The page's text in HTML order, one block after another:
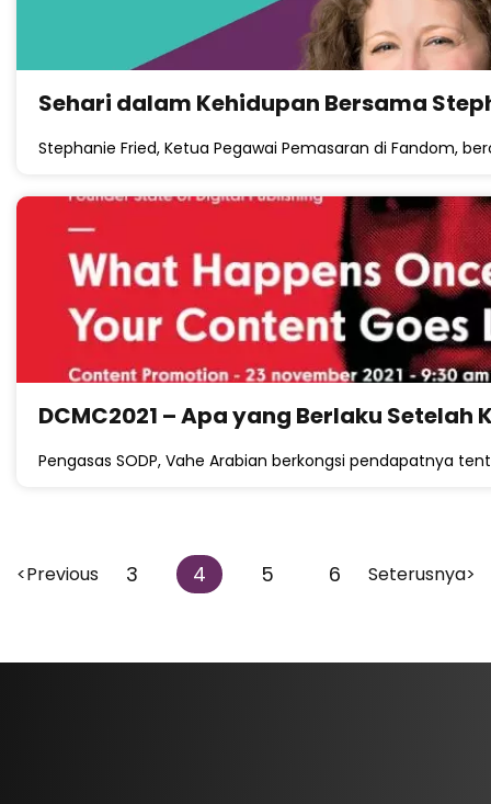
Sehari dalam Kehidupan Bersama
Stephanie Fried, Ketua Pegawai Pemasaran di Fandom,
DCMC2021 – Apa yang Berlaku
Pengasas SODP, Vahe Arabian berkongsi pendapatnya
<Previous 3 4 5 6 Seterusnya>